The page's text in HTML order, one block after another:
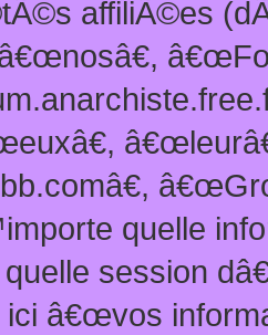
affiliÃ©es
quelle
session
â€œvos